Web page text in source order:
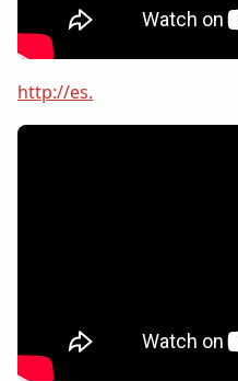
Dichos
http://es.